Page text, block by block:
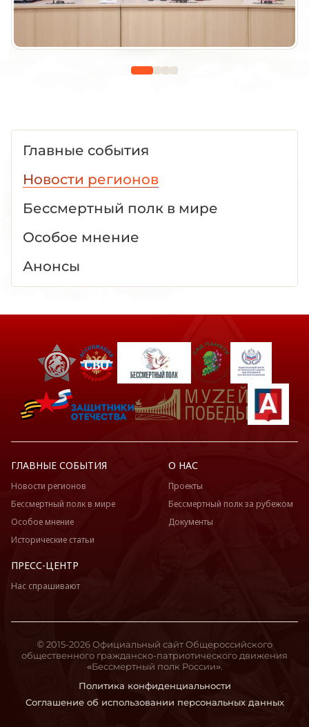
Главные события
Новости регионов
Бессмертный полк в мире
Особое мнение
Анонсы
ГЛАВНЫЕ СОБЫТИЯ
Новости регионов
Бессмертный полк в мире
Особое мнение
Исторические статьи
О НАС
Проекты
Бессмертный полк за рубежом
Документы
ПРЕСС-ЦЕНТР
Нас спрашивают
Политика конфиденциальности
Соглашение об использовании персональных данных
© 2015-2026 Официальный сайт Общероссийского
общественного гражданско-патриотического движения
«Бессмертный полк России».